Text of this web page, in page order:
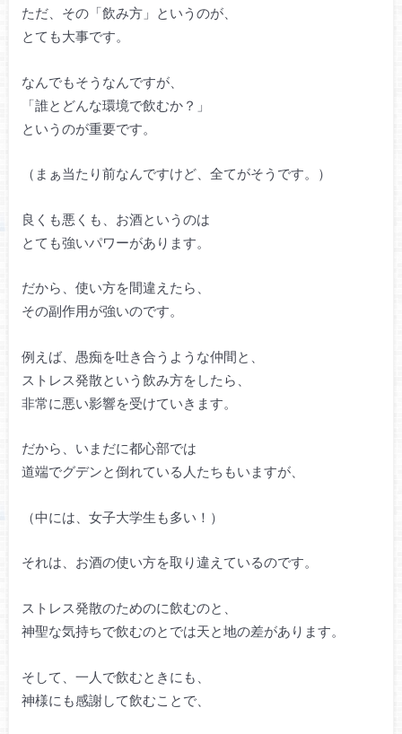
ただ、その「飲み方」というのが、
とても大事です。
なんでもそうなんですが、
「誰とどんな環境で飲むか？」
というのが重要です。
（まぁ当たり前なんですけど、全てがそうです。）
良くも悪くも、お酒というのは
とても強いパワーがあります。
だから、使い方を間違えたら、
その副作用が強いのです。
例えば、愚痴を吐き合うような仲間と、
ストレス発散という飲み方をしたら、
非常に悪い影響を受けていきます。
だから、いまだに都心部では
道端でグデンと倒れている人たちもいますが、
（中には、女子大学生も多い！）
それは、お酒の使い方を取り違えているのです。
ストレス発散のためのに飲むのと、
神聖な気持ちで飲むのとでは天と地の差があります。
そして、一人で飲むときにも、
神様にも感謝して飲むことで、